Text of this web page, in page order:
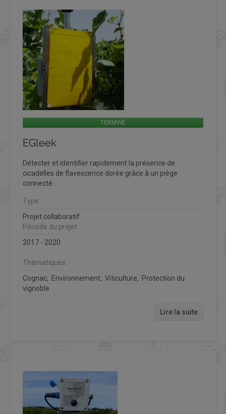
TERMINÉ
EGleek
Détecter et identifier rapidement la présence de
cicadelles de flavescence dorée grâce à un piège
connecté.
Type
Projet collaboratif
Période du projet
2017 - 2020
Thématiques
Cognac, Environnement, Viticulture, Protection du
vignoble
Lire la suite